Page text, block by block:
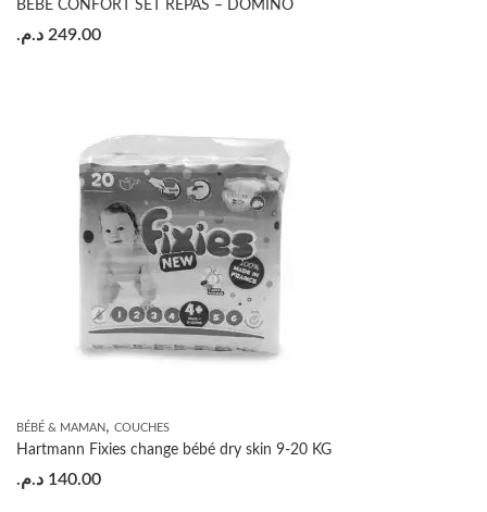
BÉBÉ CONFORT SET REPAS – DOMINO
249.00 د.م.
BÉBÉ & MAMAN, COUCHES
Hartmann Fixies change bébé dry skin 9-20 KG
140.00 د.م.